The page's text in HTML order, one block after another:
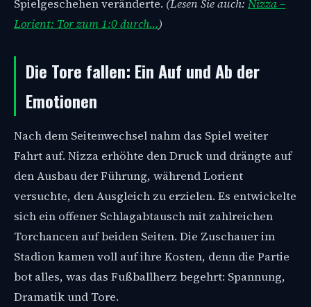
Spielgeschehen veränderte. (Lesen Sie auch: Nizza –
Lorient: Tor zum 1:0 durch…)
Die Tore fallen: Ein Auf und Ab der
Emotionen
Nach dem Seitenwechsel nahm das Spiel weiter
Fahrt auf. Nizza erhöhte den Druck und drängte auf
den Ausbau der Führung, während Lorient
versuchte, den Ausgleich zu erzielen. Es entwickelte
sich ein offener Schlagabtausch mit zahlreichen
Torchancen auf beiden Seiten. Die Zuschauer im
Stadion kamen voll auf ihre Kosten, denn die Partie
bot alles, was das Fußballherz begehrt: Spannung,
Dramatik und Tore.